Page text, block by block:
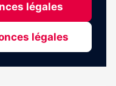
légales
légales